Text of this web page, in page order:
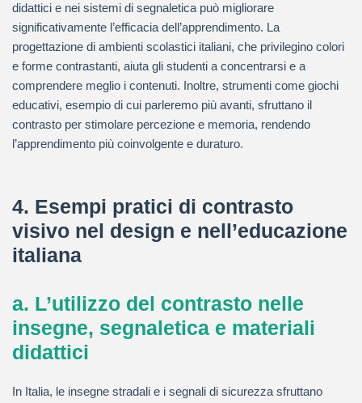
didattici e nei sistemi di segnaletica può migliorare
significativamente l’efficacia dell’apprendimento. La
progettazione di ambienti scolastici italiani, che privilegino colori
e forme contrastanti, aiuta gli studenti a concentrarsi e a
comprendere meglio i contenuti. Inoltre, strumenti come giochi
educativi, esempio di cui parleremo più avanti, sfruttano il
contrasto per stimolare percezione e memoria, rendendo
l’apprendimento più coinvolgente e duraturo.
4. Esempi pratici di contrasto
visivo nel design e nell’educazione
italiana
a. L’utilizzo del contrasto nelle
insegne, segnaletica e materiali
didattici
In Italia, le insegne stradali e i segnali di sicurezza sfruttano